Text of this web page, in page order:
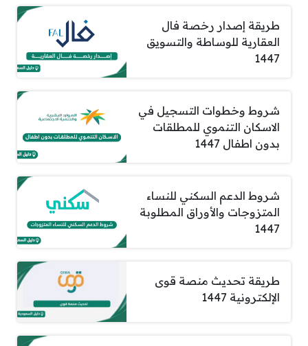
طريقة إصدار رخصة فال
العقارية للوساطة والتسويق
1447
شروط وخطوات التسجيل في
الاسكان التنموي للمطلقات
بدون اطفال 1447
شروط الدعم السكني للنساء
المتزوجات والأوراق المطلوبة
1447
طريقة تحديث منصة قوى
الإلكترونية 1447